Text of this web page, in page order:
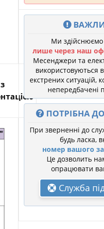
Ми здійснюємо
лише через наш
Месенджери та
використовуються
екстрених ситуацій,
непередбачені
ПОТРІБНА
При зверненні до
будь ласка,
номер вашого
Це дозволить
опрацювати
Служба